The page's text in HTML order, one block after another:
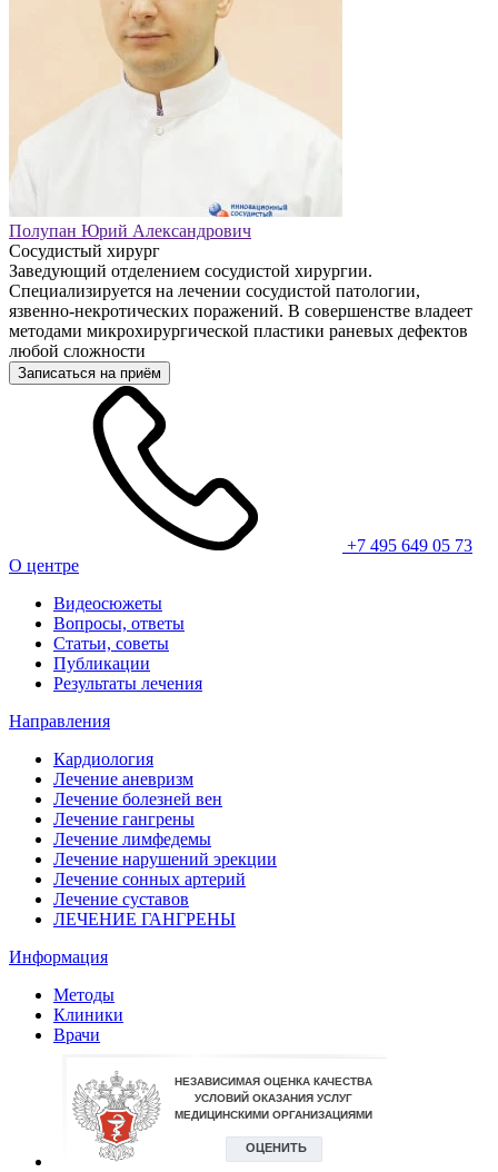
Полупан Юрий Александрович
Сосудистый хирург
Заведующий отделением сосудистой хирургии.
Специализируется на лечении сосудистой патологии,
язвенно-некротических поражений. В совершенстве владеет
методами микрохирургической пластики раневых дефектов
любой сложности
Записаться на приём
+7 495 649 05 73
О центре
Видеосюжеты
Вопросы, ответы
Статьи, советы
Публикации
Результаты лечения
Направления
Кардиология
Лечение аневризм
Лечение болезней вен
Лечение гангрены
Лечение лимфедемы
Лечение нарушений эрекции
Лечение сонных артерий
Лечение суставов
ЛЕЧЕНИЕ ГАНГРЕНЫ
Информация
Методы
Клиники
Врачи